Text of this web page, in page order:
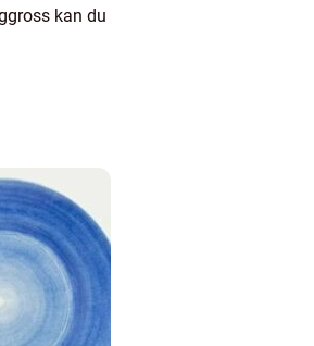
kan du